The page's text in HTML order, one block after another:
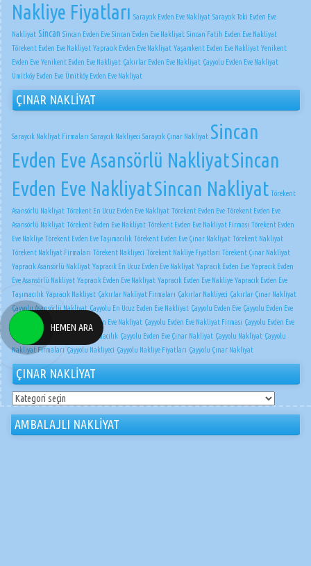
Nakliye Fiyatları Saraycık Evden Eve Nakliyat Saraycık Toki Evden Eve
Nakliyat Sincan Sincan Evden Eve Sincan Evden Eve Nakliyat Sincan Fatih Evden Eve Nakliyat
Törekent Evden Eve Nakliyat Yapracık Evden Eve Nakliyat Yaşamkent Evden Eve Nakliyat Yenikent
Evden Eve Yenikent Evden Eve Nakliyat Çakırlar Evden Eve Nakliyat Çayyolu Evden Eve Nakliyat
Ümitköy Evden Eve
Ümitköy Evden Eve Nakliyat
ÇINAR NAKLİYAT
Saraycık Nakliyat Firmaları Saraycık Nakliyeci Saraycık Çınar Nakliyat Sincan
Evden Eve Asansörlü NakliyatSincan
Evden Eve NakliyatSincan Nakliyat Törekent
Asansörlü Nakliyat Törekent En Ucuz Evden Eve Nakliyat Törekent Evden Eve Törekent Evden Eve
Asansörlü Nakliyat Törekent Evden Eve Nakliyat Törekent Evden Eve Nakliyat Firması Törekent Evden
Eve Nakliye Törekent Evden Eve Taşımacılık Törekent Evden Eve Çınar Nakliyat Törekent Nakliyat
Törekent Nakliyat Firmaları Törekent Nakliyeci Törekent Nakliye Fiyatları Törekent Çınar Nakliyat
Yapracık Asansörlü Nakliyat Yapracık En Ucuz Evden Eve Nakliyat Yapracık Evden Eve Yapracık Evden
Eve Asansörlü Nakliyat Yapracık Evden Eve Nakliyat Yapracık Evden Eve Nakliye Yapracık Evden Eve
Taşımacılık Yapracık Nakliyat Çakırlar Nakliyat Firmaları Çakırlar Nakliyeci Çakırlar Çınar Nakliyat
Çayyolu Asansörlü Nakliyat Çayyolu En Ucuz Evden Eve Nakliyat Çayyolu Evden Eve Çayyolu Evden Eve
Asansörlü Nakliyat
Çayyolu Evden Eve Nakliyat Çayyolu Evden Eve Nakliyat Firması Çayyolu Evden Eve
Nakliye
Çayyolu Evden Eve Taşımacılık Çayyolu Evden Eve Çınar Nakliyat Çayyolu Nakliyat Çayyolu
Nakliyat Firmaları Çayyolu Nakliyeci Çayyolu Nakliye Fiyatları Çayyolu Çınar Nakliyat
ÇINAR NAKLİYAT
ÇINAR
NAKLİYAT
AMBALAJLI NAKLİYAT
HEMEN ARA